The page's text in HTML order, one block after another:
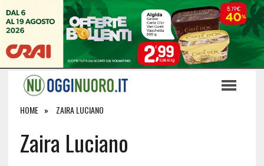
HOME ZAIRA LUCIANO
Zaira Luciano